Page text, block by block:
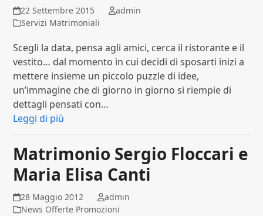
22 Settembre 2015
admin
Servizi Matrimoniali
Scegli la data, pensa agli amici, cerca il ristorante e il
vestito… dal momento in cui decidi di sposarti inizi a
mettere insieme un piccolo puzzle di idee,
un’immagine che di giorno in giorno si riempie di
dettagli pensati con…
Leggi di più
Matrimonio Sergio Floccari e
Maria Elisa Canti
28 Maggio 2012
admin
News Offerte Promozioni